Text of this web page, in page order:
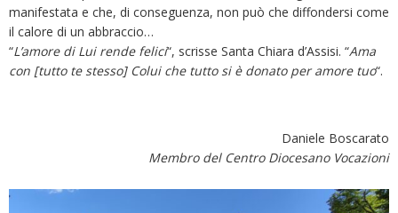
manifestata e che, di conseguenza, non può che diffondersi come
il calore di un abbraccio…
“L’amore di Lui rende felici“, scrisse Santa Chiara d’Assisi. “Ama
con [tutto te stesso] Colui che tutto si è donato per amore tuo“.
Daniele Boscarato
Membro del Centro Diocesano Vocazioni